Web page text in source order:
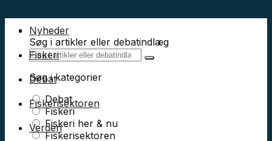
Søg i artikler eller debatindlæg
Søg i kategorier
Debat
Fiskeri
Fiskeri her & nu
Fiskerisektoren
Nyheder
Fiskeri
Debat
Fiskerisektoren
Verden